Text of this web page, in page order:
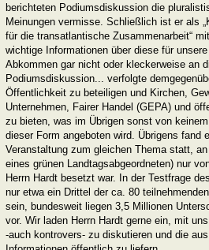
berichteten Podiumsdiskussion die
Meinungen vermisse. Schließlich ist er als
für die transatlantische Zusammenarbeit“
wichtige Informationen über diese für
Abkommen gar nicht oder kleckerweise an
Podiumsdiskussion... verfolgte
Öffentlichkeit zu beteiligen und Kirchen,
Unternehmen, Fairer Handel (GEPA) und
zu bieten, was im Übrigen sonst von
dieser Form angeboten wird. Übrigens fand
Veranstaltung zum gleichen Thema statt,
eines grünen Landtagsabgeordneten) nur
Herrn Hardt besetzt war. In der Testfrage
nur etwa ein Drittel der ca. 80
sein, bundesweit liegen 3,5 Millionen
vor. Wir laden Herrn Hardt gerne ein, mit
-auch kontrovers- zu diskutieren und die